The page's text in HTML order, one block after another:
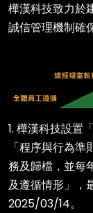
樺漢科技致力於
誠信管理機制確
1. 樺漢科技設置
「程序與行為
務及歸檔，並每
及遵循情形」，
2025/03/14。